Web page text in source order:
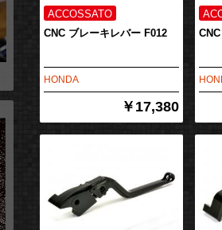
CNC ブレーキレバー F012
HONDA
￥17,380